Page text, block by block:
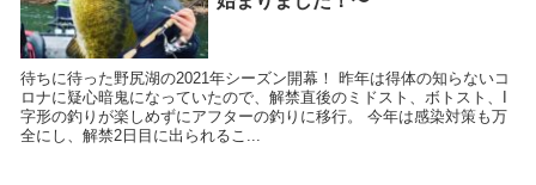
待ちに待った野尻湖の2021年シーズン開幕！ 昨年は得体の知らないコ
ロナに疑心暗鬼になっていたので、解禁直後のミドスト、ボトスト、I
字形の釣りが楽しめずにアフターの釣りに移行。 今年は感染対策も万
全にし、解禁2日目に出られるこ...